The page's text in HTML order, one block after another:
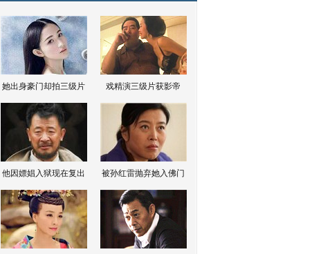
她出身豪门却拍三级片 戏精演三级片获影帝
他因嫖娼入狱现在复出 被孙红雷抛弃她入佛门